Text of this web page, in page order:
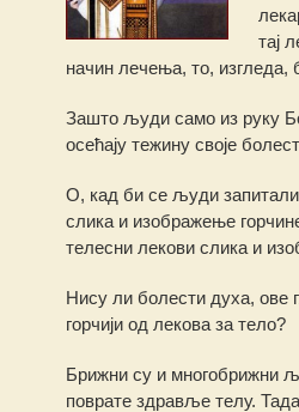
тај
начин лечења, то, изгледа,
Зашто људи само из руку
осећају тежину своје
О, кад би се људи
слика и изображење
телесни лекови слика и
Нису ли болести духа, ове
горчији од лекова за тело?
Брижни су и многобрижни
поврате здравље телу.